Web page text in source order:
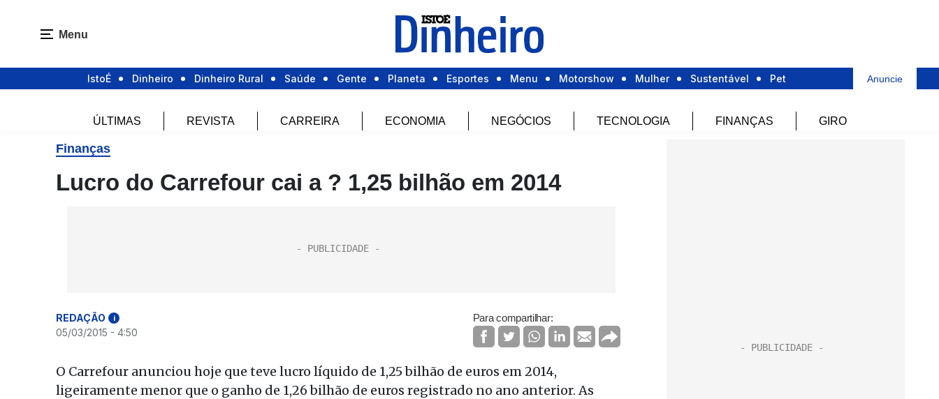
Menu
IstoÉ Dinheiro Dinheiro Rural Saúde Gente Planeta Esportes Menu Motorshow Mulher Sustentável Pet Anuncie
ÚLTIMAS REVISTA CARREIRA ECONOMIA NEGÓCIOS TECNOLOGIA FINANÇAS GIRO
Finanças
Lucro do Carrefour cai a ? 1,25 bilhão em 2014
REDAÇÃO i
05/03/2015 - 4:50
Para compartilhar:
O Carrefour anunciou hoje que teve lucro líquido de 1,25 bilhão de euros em 2014,
ligeiramente menor que o ganho de 1,26 bilhão de euros registrado no ano anterior. As